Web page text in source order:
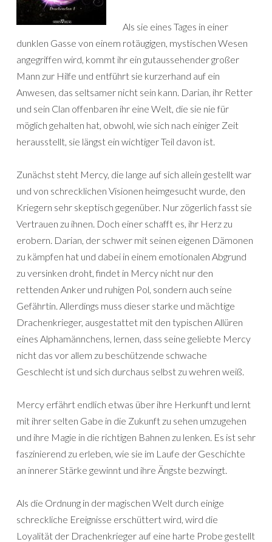
Als sie eines Tages in einer
dunklen Gasse von einem rotäugigen, mystischen Wesen
angegriffen wird, kommt ihr ein gutaussehender großer
Mann zur Hilfe und entführt sie kurzerhand auf ein
Anwesen, das seltsamer nicht sein kann. Darian, ihr Retter
und sein Clan offenbaren ihr eine Welt, die sie nie für
möglich gehalten hat, obwohl, wie sich nach einiger Zeit
herausstellt, sie längst ein wichtiger Teil davon ist.
Zunächst steht Mercy, die lange auf sich allein gestellt war
und von schrecklichen Visionen heimgesucht wurde, den
Kriegern sehr skeptisch gegenüber. Nur zögerlich fasst sie
Vertrauen zu ihnen. Doch einer schafft es, ihr Herz zu
erobern. Darian, der schwer mit seinen eigenen Dämonen
zu kämpfen hat und dabei in einem emotionalen Abgrund
zu versinken droht, findet in Mercy nicht nur den
rettenden Anker und ruhigen Pol, sondern auch seine
Gefährtin. Allerdings muss dieser starke und mächtige
Drachenkrieger, ausgestattet mit den typischen Allüren
eines Alphamännchens, lernen, dass seine geliebte Mercy
nicht das vor allem zu beschützende schwache
Geschlecht ist und sich durchaus selbst zu wehren weiß.
Mercy erfährt endlich etwas über ihre Herkunft und lernt
mit ihrer selten Gabe in die Zukunft zu sehen umzugehen
und ihre Magie in die richtigen Bahnen zu lenken. Es ist sehr
faszinierend zu erleben, wie sie im Laufe der Geschichte
an innerer Stärke gewinnt und ihre Ängste bezwingt.
Als die Ordnung in der magischen Welt durch einige
schreckliche Ereignisse erschüttert wird, wird die
Loyalität der Drachenkrieger auf eine harte Probe gestellt